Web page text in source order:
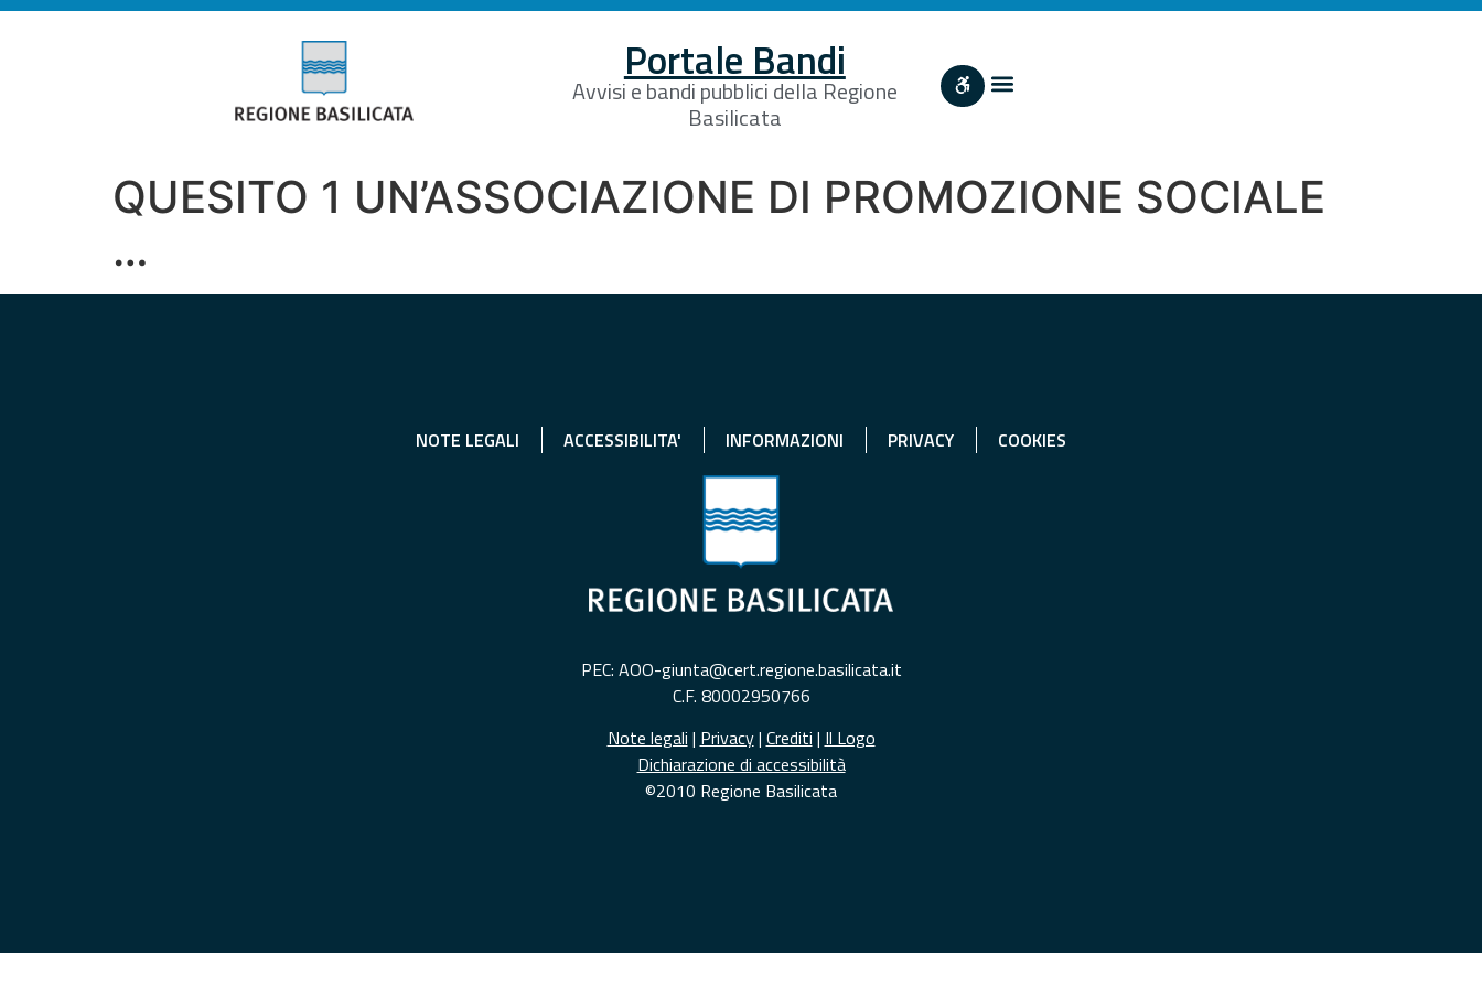
Portale Bandi
Avvisi e bandi pubblici della Regione
Basilicata
QUESITO 1 UN’ASSOCIAZIONE DI PROMOZIONE SOCIALE
…
NOTE LEGALI ACCESSIBILITA' INFORMAZIONI PRIVACY COOKIES
PEC: AOO-giunta@cert.regione.basilicata.it
C.F. 80002950766
Note legali | Privacy| Crediti | Il Logo
Dichiarazione di accessibilità
©2010 Regione Basilicata